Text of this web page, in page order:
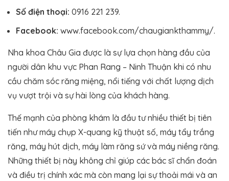
Số điện thoại: 0916 221 239.
Facebook: www.facebook.com/chaugiankthammy/.
Nha khoa Châu Gia được là sự lựa chọn hàng đầu của
người dân khu vực Phan Rang – Ninh Thuận khi có nhu
cầu chăm sóc răng miệng, nổi tiếng với chất lượng dịch
vụ vượt trội và sự hài lòng của khách hàng.
Thế mạnh của phòng khám là đầu tư nhiều thiết bị tiên
tiến như máy chụp X-quang kỹ thuật số, máy tẩy trắng
răng, máy hút dịch, máy làm răng sứ và máy niềng răng.
Những thiết bị này không chỉ giúp các bác sĩ chẩn đoán
và điều trị chính xác mà còn mang lại sự thoải mái và an